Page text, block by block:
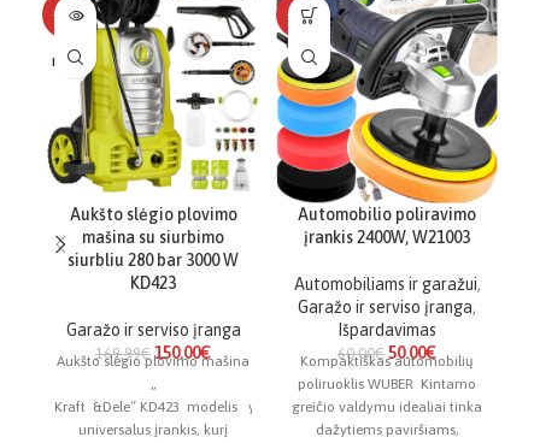
-12%
NĖRA
Aukšto slėgio plovimo
mašina su siurbimo
siurbliu 280 bar 3000 W
KD423
Garažo ir serviso įranga
169.99€ 150.00€
Aukšto slėgio plovimo mašina
„
Kraft &Dele“ KD423 modelis yra
universalus įrankis, kurį
-17%
Automobilio poliravimo
įrankis 2400W, W21003
Automobiliams ir garažui,
Garažo ir serviso įranga,
Išpardavimas
60.00€ 50.00€
Kompaktiškas automobilių
poliruoklis WUBER Kintamo
greičio valdymu idealiai tinka
dažytiems paviršiams,